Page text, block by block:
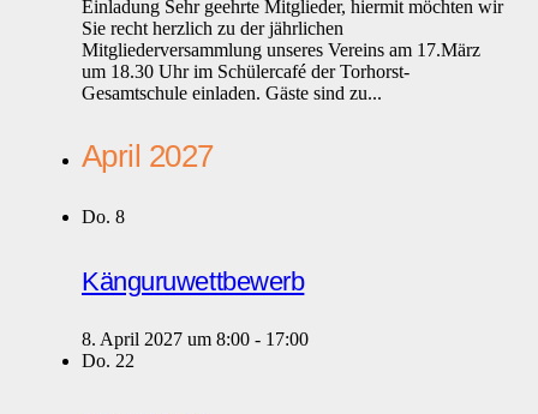
Einladung Sehr geehrte Mitglieder, hiermit möchten wir
Sie recht herzlich zu der jährlichen
Mitgliederversammlung unseres Vereins am 17.März
um 18.30 Uhr im Schülercafé der Torhorst-
Gesamtschule einladen. Gäste sind zu...
April 2027
Do. 8
Känguruwettbewerb
8. April 2027 um 8:00 - 17:00
Do. 22